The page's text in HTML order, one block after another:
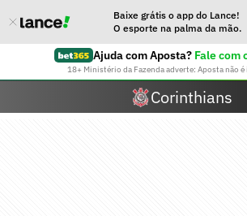
Baixe grátis o app do Lance!
O esporte na palma da mão.
Ajuda com Aposta? Fale com
18+ Ministério da Fazenda adverte: Aposta não
Corinthians